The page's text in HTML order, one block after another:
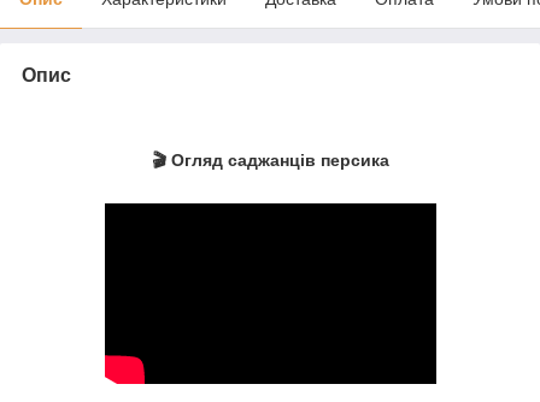
Опис
🎬 Огляд саджанців персика